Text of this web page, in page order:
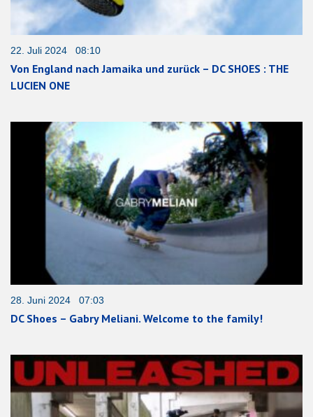
22. Juli 2024 08:10
Von England nach Jamaika und zurück – DC SHOES : THE
LUCIEN ONE
28. Juni 2024 07:03
DC Shoes – Gabry Meliani. Welcome to the family!